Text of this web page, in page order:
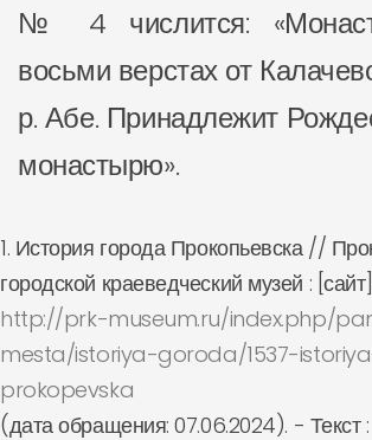
№ 4 числится:
восьми верстах от
р. Абе. Принадлежит
монастырю».
1. История города Прокопьевска //
городской краеведческий музей :
http://prk-museum.ru/index.php/
mesta/istoriya-goroda/1537-
prokopevska
(дата обращения: 07.06.2024). - Текст :